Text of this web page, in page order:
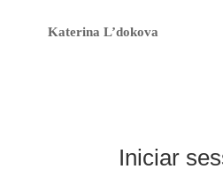
Katerina L’dokova
Iniciar